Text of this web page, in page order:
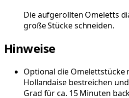
Die aufgerollten Omeletts
große Stücke schneiden.
Hinweise
Optional die Omelettstücke
Hollandaise bestreichen
Grad für ca. 15 Minuten